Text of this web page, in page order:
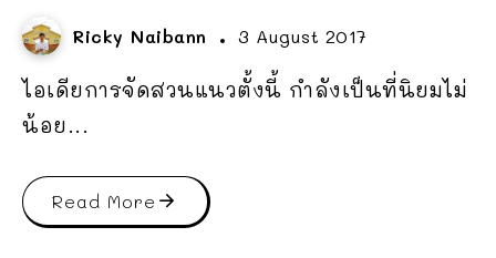
Ricky Naibann 3 August 2017
ไอเดียการจัดสวนแนวตั้งนี้ กำลังเป็นที่นิยมไม่
น้อย...
Read More